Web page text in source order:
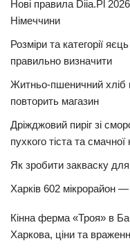
Нові правила Diia.Pl
Німеччини
Розміри та категорії
правильно визначити
Житньо-пшеничний хліб
повторить магазин
Дріжджовий пиріг зі
пухкого тіста та смачної
Як зробити закваску
Харків 602 мікрорайон
Кінна ферма «Троя» в
Харкова, ціни та